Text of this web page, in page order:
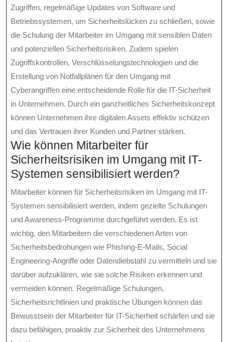
Zugriffen, regelmäßige Updates von Software und
Betriebssystemen, um Sicherheitslücken zu schließen, sowie
die Schulung der Mitarbeiter im Umgang mit sensiblen Daten
und potenziellen Sicherheitsrisiken. Zudem spielen
Zugriffskontrollen, Verschlüsselungstechnologien und die
Erstellung von Notfallplänen für den Umgang mit
Cyberangriffen eine entscheidende Rolle für die IT-Sicherheit
in Unternehmen. Durch ein ganzheitliches Sicherheitskonzept
können Unternehmen ihre digitalen Assets effektiv schützen
und das Vertrauen ihrer Kunden und Partner stärken.
Wie können Mitarbeiter für
Sicherheitsrisiken im Umgang mit IT-
Systemen sensibilisiert werden?
Mitarbeiter können für Sicherheitsrisiken im Umgang mit IT-
Systemen sensibilisiert werden, indem gezielte Schulungen
und Awareness-Programme durchgeführt werden. Es ist
wichtig, den Mitarbeitern die verschiedenen Arten von
Sicherheitsbedrohungen wie Phishing-E-Mails, Social
Engineering-Angriffe oder Datendiebstahl zu vermitteln und sie
darüber aufzuklären, wie sie solche Risiken erkennen und
vermeiden können. Regelmäßige Schulungen,
Sicherheitsrichtlinien und praktische Übungen können das
Bewusstsein der Mitarbeiter für IT-Sicherheit schärfen und sie
dazu befähigen, proaktiv zur Sicherheit des Unternehmens